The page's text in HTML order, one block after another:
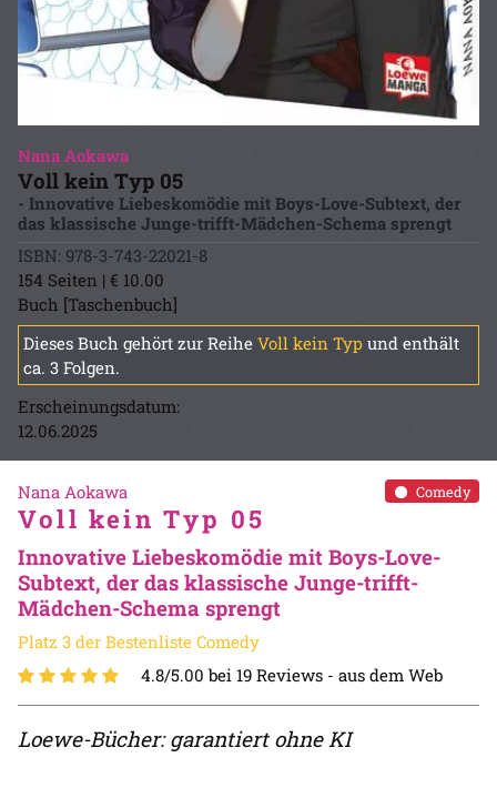
Nana Aokawa
Voll kein Typ 05
- Innovative Liebeskomödie mit Boys-Love-Subtext, der
das klassische Junge-trifft-Mädchen-Schema sprengt
ISBN: 978-3-743-22021-8
154 Seiten | € 10.00
Buch [Taschenbuch]
Dieses Buch gehört zur Reihe Voll kein Typ und enthält
ca. 3 Folgen.
Erscheinungsdatum:
12.06.2025
Comedy
Nana Aokawa
Voll kein Typ 05
Innovative Liebeskomödie mit Boys-Love-
Subtext, der das klassische Junge-trifft-
Mädchen-Schema sprengt
Platz 3 der Bestenliste Comedy
4.8/5.00 bei 19 Reviews - aus dem Web
Loewe-Bücher: garantiert ohne KI